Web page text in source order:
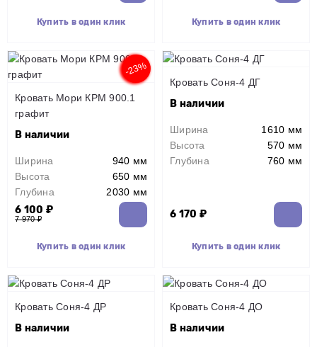
Купить в один клик Купить в один клик
-23%
Кровать Мори КРМ 900.1
графит
В наличии
Ширина
940 мм
Высота
650 мм
Глубина
2030 мм
6 100 ₽
7 970 ₽
Купить в один клик
Кровать Соня-4 ДГ
В наличии
Ширина
1610 мм
Высота
570 мм
Глубина
760 мм
6 170 ₽
Купить в один клик
Кровать Соня-4 ДР
В наличии
Кровать Соня-4 ДО
В наличии